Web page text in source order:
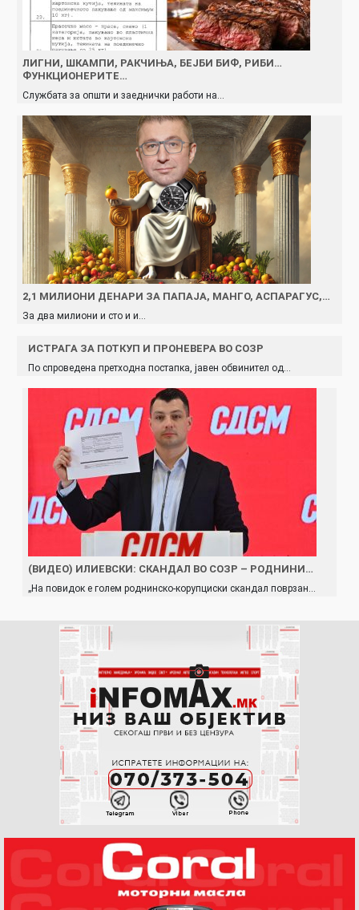
ЛИГНИ, ШКАМПИ, РАКЧИЊА, БЕЈБИ БИФ, РИБИ…
ФУНКЦИОНЕРИТЕ…
Службата за општи и заеднички работи на…
2,1 МИЛИОНИ ДЕНАРИ ЗА ПАПАЈА, МАНГО, АСПАРАГУС,…
За два милиони и сто и и…
ИСТРАГА ЗА ПОТКУП И ПРОНЕВЕРА ВО СОЗР
По спроведена претходна постапка, јавен обвинител од…
(ВИДЕО) ИЛИЕВСКИ: СКАНДАЛ ВО СОЗР – РОДНИНИ…
„На повидок е голем роднинско-корупциски скандал поврзан…